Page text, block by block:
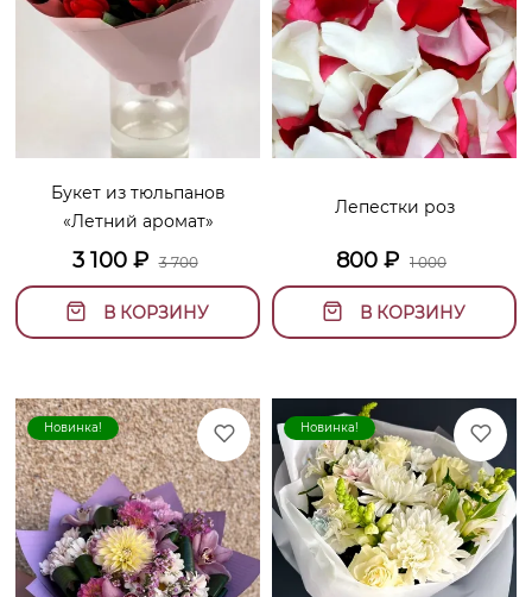
Букет из тюльпанов
«Летний аромат»
3 100₽ 3 700
В КОРЗИНУ
Лепестки роз
800 ₽ 1 000
В КОРЗИНУ
Новинка! Новинка!